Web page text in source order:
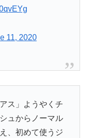
11, 2020
ス」ようやくチ
ュからノーマル
、初めて使うジ